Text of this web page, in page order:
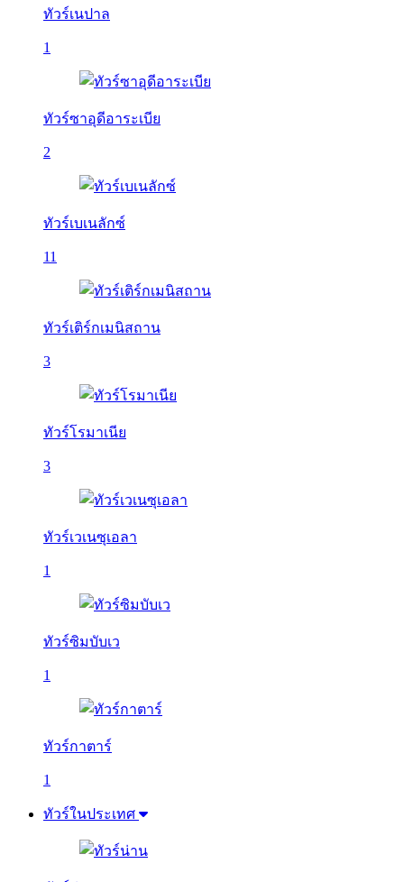
ทัวร์เนปาล
1
ทัวร์ซาอุดีอาระเบีย
2
ทัวร์เบเนลักซ์
11
ทัวร์เติร์กเมนิสถาน
3
ทัวร์โรมาเนีย
3
ทัวร์เวเนซุเอลา
1
ทัวร์ซิมบับเว
1
ทัวร์กาตาร์
1
ทัวร์ในประเทศ